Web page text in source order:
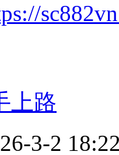
上路
3-2